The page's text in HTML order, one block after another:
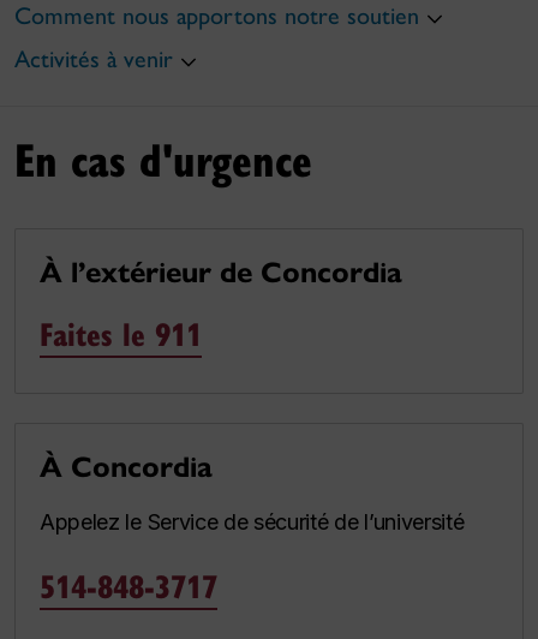
Comment nous apportons notre soutien
Activités à venir
En cas d'urgence
À l’extérieur de Concordia
Faites le 911
À Concordia
Appelez le Service de sécurité de l’université
514-848-3717